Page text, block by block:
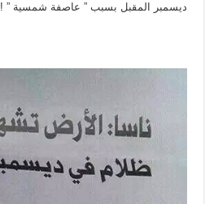
ديسمبر المقبل بسبب ” عاصفة شمسية ” !